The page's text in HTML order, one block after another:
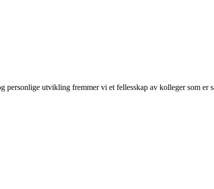
utvikling fremmer vi et fellesskap av kolleger som er